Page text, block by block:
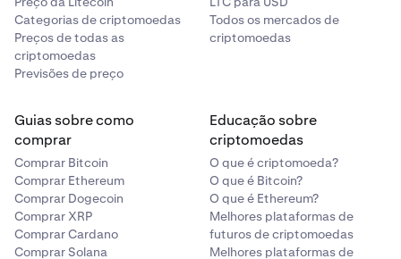
Categorias de criptomoedas
Preços de todas as
criptomoedas
Previsões de preço
Todos os mercados de
criptomoedas
Guias sobre como
comprar
Comprar Bitcoin
Comprar Ethereum
Comprar Dogecoin
Comprar XRP
Comprar Cardano
Comprar Solana
Educação sobre
criptomoedas
O que é criptomoeda?
O que é Bitcoin?
O que é Ethereum?
Melhores plataformas de
futuros de criptomoedas
Melhores plataformas de